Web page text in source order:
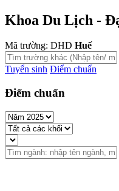
Khoa Du Lịch -
Mã trường: DHD Huế
Tuyển sinh Điểm chuẩn
Điểm chuẩn